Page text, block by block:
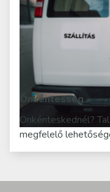
Önkéntesség
Önkénteskednél?
megfelelő